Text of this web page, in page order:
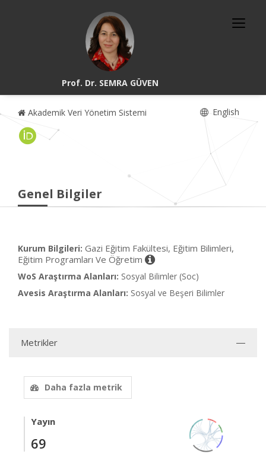
Prof. Dr. SEMRA GÜVEN
Akademik Veri Yönetim Sistemi English
Genel Bilgiler
Kurum Bilgileri: Gazi Eğitim Fakültesi, Eğitim Bilimleri,
Eğitim Programları Ve Öğretim
WoS Araştırma Alanları: Sosyal Bilimler (Soc)
Avesis Araştırma Alanları: Sosyal ve Beşeri Bilimler
Metrikler
Daha fazla metrik
Yayın
69